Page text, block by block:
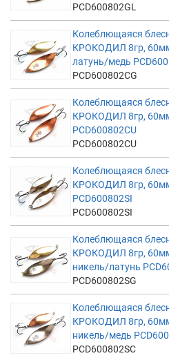
PCD600802GL
Колеблющаяся
КРОКОДИЛ 8гр,
латунь/медь
PCD600802CG
Колеблющаяся
КРОКОДИЛ 8гр,
PCD600802CU
PCD600802CU
Колеблющаяся
КРОКОДИЛ 8гр,
PCD600802SI
PCD600802SI
Колеблющаяся
КРОКОДИЛ 8гр,
никель/латунь
PCD600802SG
Колеблющаяся
КРОКОДИЛ 8гр,
никель/медь
PCD600802SC